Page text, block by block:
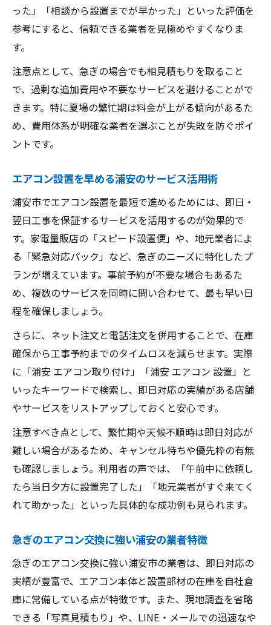
った」「相談から設置までが早かった」といった評価を
参考にすると、信頼できる業者を見極めやすくなりま
す。
注意点として、急ぎの場合でも相見積もりを取ること
で、過剰な追加費用や不要なサービスを避けることがで
きます。特に夏場の繁忙期は料金が上がる傾向があるた
め、費用体系が明確な業者を選ぶことが失敗を防ぐポイ
ントです。
エアコン設置を早める浦安のサービス活用術
浦安市でエアコン設置を最短で進めるためには、即日・
翌日工事を保証するサービスを活用するのが効果的で
す。家電量販店の「スピード設置便」や、地元業者によ
る「緊急対応パック」など、急ぎのニーズに特化したプ
ランが増えています。事前予約が不要な場合もあるた
め、複数のサービスを同時に問い合わせて、最も早い日
程を確保しましょう。
さらに、ネット注文と電話注文を併用することで、在庫
確保から工事予約までのタイムロスを減らせます。実際
に「浦安 エアコン取り付け」「浦安 エアコン 設置」と
いったキーワードで検索し、即日対応の実績がある店舗
やサービスをリストアップしておくと安心です。
注意すべき点として、繁忙期や天候不順時は即日対応が
難しい場合があるため、キャンセル待ちや優先枠の有無
も確認しましょう。利用者の声では、「午前中に依頼し
たら当日夕方に設置完了した」「地元業者がすぐ来てく
れて助かった」といった具体的な成功例も見られます。
急ぎのエアコン交換に強い浦安の業者特徴
急ぎのエアコン交換に強い浦安市の業者は、即日対応の
実績が豊富で、エアコン本体と設置部材の在庫を自社倉
庫に常備している点が特徴です。また、現地調査を省略
できる「写真見積もり」や、LINE・メールでの迅速なや